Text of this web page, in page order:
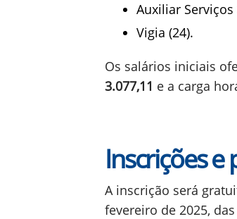
Auxiliar Serviços
Vigia (24).
Os salários iniciais
3.077,11 e a carga
Inscrições e
A inscrição será
fevereiro de 2025,